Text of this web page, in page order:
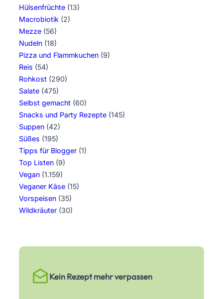
Hülsenfrüchte (13)
Macrobiotik (2)
Mezze (56)
Nudeln (18)
Pizza und Flammkuchen (9)
Reis (54)
Rohkost (290)
Salate (475)
Selbst gemacht (60)
Snacks und Party Rezepte (145)
Suppen (42)
Süßes (195)
Tipps für Blogger (1)
Top Listen (9)
Vegan (1.159)
Veganer Käse (15)
Vorspeisen (35)
Wildkräuter (30)
Kein Rezept mehr verpassen